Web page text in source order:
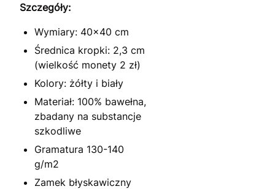
Szczegóły:
Wymiary: 40x40 cm
Średnica kropki: 2,3 cm
(wielkość monety 2 zł)
Kolory: żółty i biały
Materiał: 100% bawełna,
zbadany na substancje
szkodliwe
Gramatura 130-140
g/m2
Zamek błyskawiczny